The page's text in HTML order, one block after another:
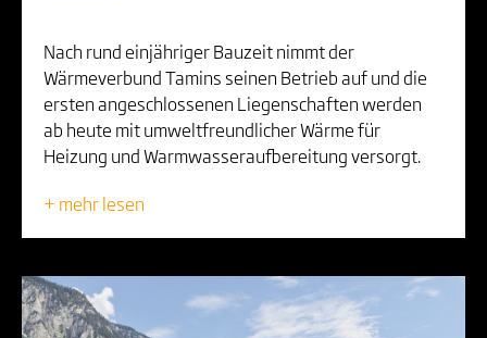
Nach rund einjähriger Bauzeit nimmt der
Wärmeverbund Tamins seinen Betrieb auf und die
ersten angeschlossenen Liegenschaften werden
ab heute mit umweltfreundlicher Wärme für
Heizung und Warmwasseraufbereitung versorgt.
+ mehr lesen